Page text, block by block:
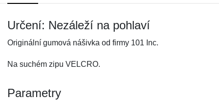
Určení: Nezáleží na pohlaví
Originální gumová nášivka od firmy 101 Inc.
Na suchém zipu VELCRO.
Parametry